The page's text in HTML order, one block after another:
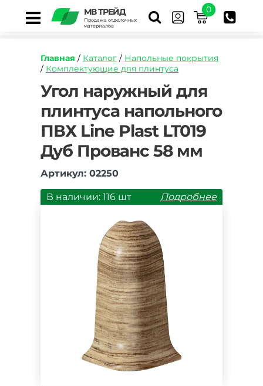
МВ ТРЕЙД
Продажа отделочных
материалов
0
Главная / Каталог / Напольные покрытия
/ Комплектующие для плинтуса
https://mvtrade.ru/images/id/normal/ugol-
naruzhnyj-
dlya-
plintusa-
napolnogo-
pvkh-
line-
lt019-
dub-
provans-
Угол наружный для
плинтуса напольного
ПВХ Line Plast LT019
Дуб Прованс 58 мм
Артикул: 02250
В наличии: 116 шт Подробнее